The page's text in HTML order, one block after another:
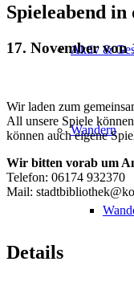
Aktiv &
Wandern
Spieleabend
17. November von
Wir laden zum
All unsere Spiele
können auch eigene
Wir bitten vorab um
Telefon: 06174 932370
Mail:
Details